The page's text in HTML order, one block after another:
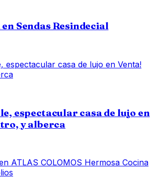
Sendas Resindecial
espectacular casa de lujo en
y alberca